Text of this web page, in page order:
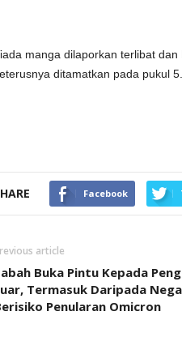
manga dilaporkan terlibat
ditamatkan pada pukul
Facebook
article
Buka Pintu Kepada
Termasuk Daripada
Penularan Omicron